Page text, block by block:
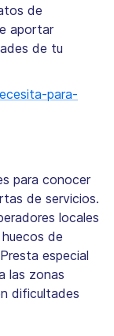
de
aportar
de tu
para-
para conocer
de servicios.
locales
de
especial
las zonas
dificultades